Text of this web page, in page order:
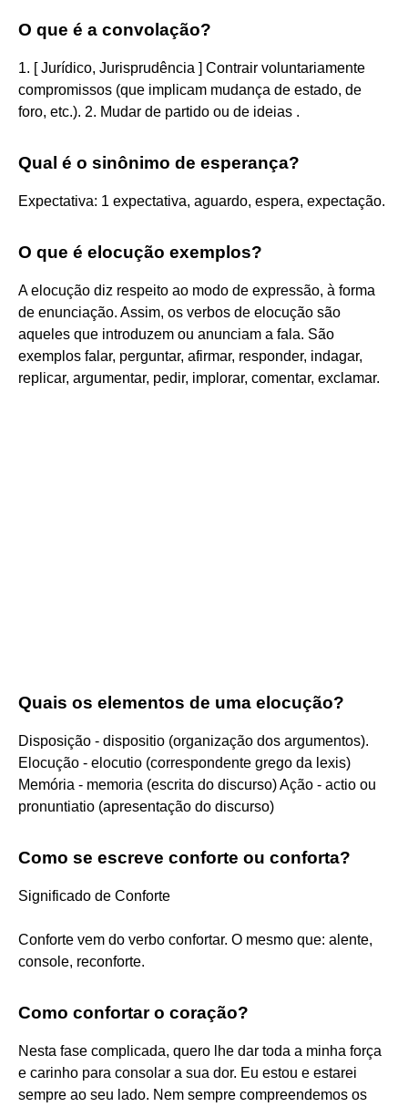
O que é a convolação?
1. [ Jurídico, Jurisprudência ] Contrair voluntariamente
compromissos (que implicam mudança de estado, de
foro, etc.). 2. Mudar de partido ou de ideias .
Qual é o sinônimo de esperança?
Expectativa: 1 expectativa, aguardo, espera, expectação.
O que é elocução exemplos?
A elocução diz respeito ao modo de expressão, à forma
de enunciação. Assim, os verbos de elocução são
aqueles que introduzem ou anunciam a fala. São
exemplos falar, perguntar, afirmar, responder, indagar,
replicar, argumentar, pedir, implorar, comentar, exclamar.
Quais os elementos de uma elocução?
Disposição - dispositio (organização dos argumentos).
Elocução - elocutio (correspondente grego da lexis)
Memória - memoria (escrita do discurso) Ação - actio ou
pronuntiatio (apresentação do discurso)
Como se escreve conforte ou conforta?
Significado de Conforte
Conforte vem do verbo confortar. O mesmo que: alente,
console, reconforte.
Como confortar o coração?
Nesta fase complicada, quero lhe dar toda a minha força
e carinho para consolar a sua dor. Eu estou e estarei
sempre ao seu lado. Nem sempre compreendemos os